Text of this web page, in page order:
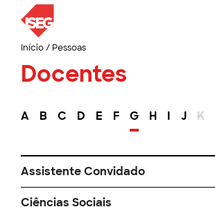
Início/ Pessoas
Docentes
A B C D E F G H I J K
Assistente Convidado
Ciências Sociais